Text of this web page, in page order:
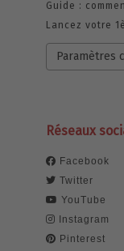
Guide :
Lancez votre
Paramètres
Réseaux
Facebook
Twitter
YouTube
Instagram
Pinterest